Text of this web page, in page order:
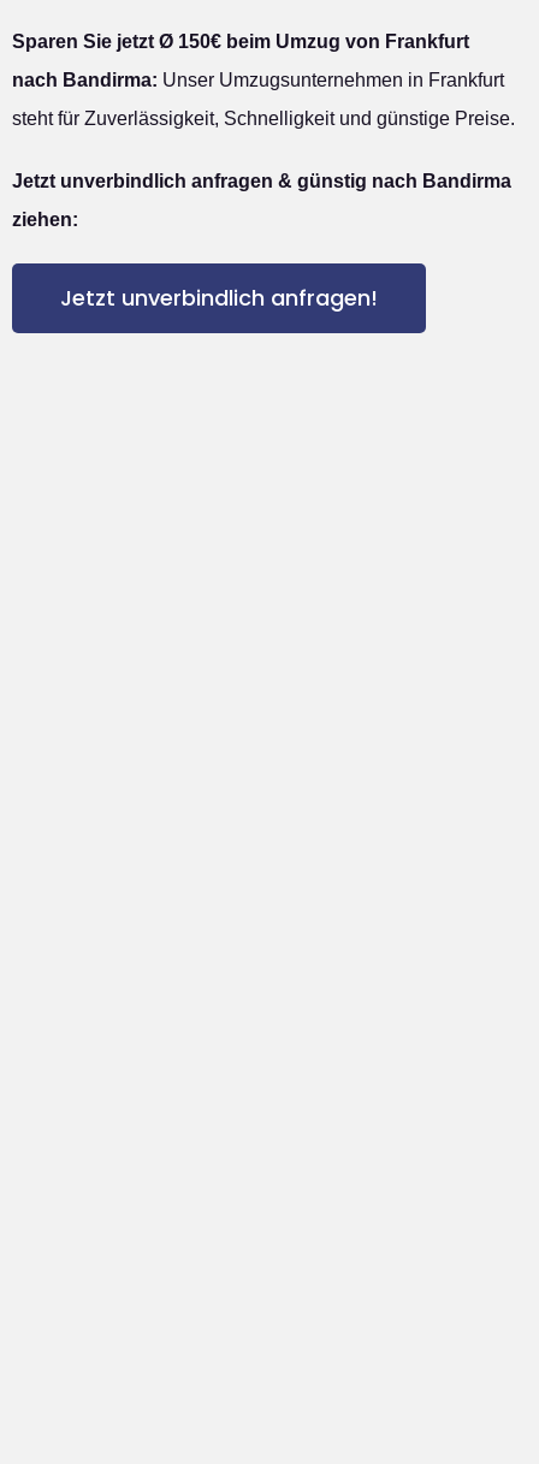
Sparen Sie jetzt Ø 150€ beim Umzug von Frankfurt
nach Bandirma: Unser Umzugsunternehmen in Frankfurt
steht für Zuverlässigkeit, Schnelligkeit und günstige Preise.
Jetzt unverbindlich anfragen & günstig nach Bandirma
ziehen:
Jetzt unverbindlich anfragen!